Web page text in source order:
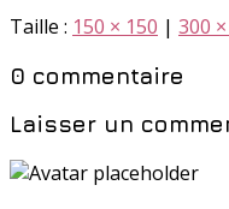
Taille : 150 × 150 | 300
0 commentaire
Laisser un